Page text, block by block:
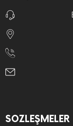
SÖZLEŞMELER